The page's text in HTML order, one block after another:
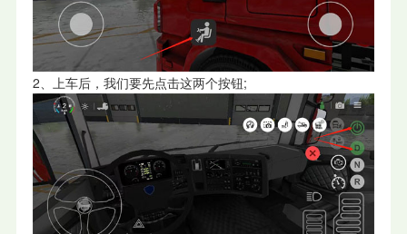
2、上车后，我们要先点击这两个按钮;